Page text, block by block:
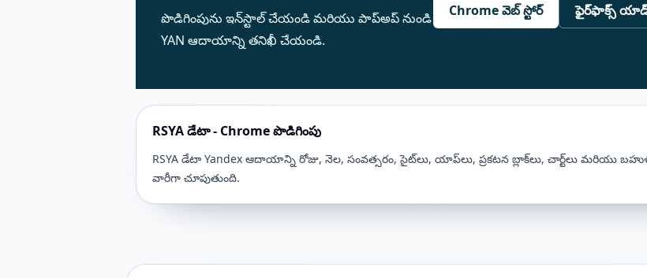
పొడిగింపును ఇన్‌స్టాల్ చేయండి మరియు పాప్అప్ నుండి
YAN ఆదాయాన్ని తనిఖీ చేయండి.
Chrome వెబ్ స్టోర్ ఫైర్‌ఫాక్స్
RSYA డేటా - Chrome పొడిగింపు
RSYA డేటా Yandex ఆదాయాన్ని రోజు, నెల, సంవత్సరం, సైట్‌లు, యాప్‌లు, ప్రకటన బ్లాక్‌లు, చార్ట్‌లు మరియు
వారీగా చూపుతుంది.